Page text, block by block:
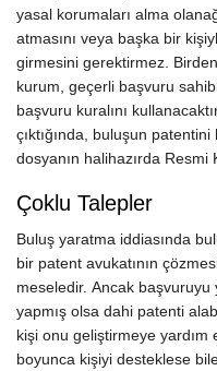
yasal korumaları alma
atmasını veya başka bir
girmesini gerektirmez.
kurum, geçerli başvuru
başvuru kuralını
çıktığında, buluşun
dosyanın halihazırda Resmi
Çoklu Talepler
Buluş yaratma iddiasında
bir patent avukatının
meseledir. Ancak
yapmış olsa dahi patenti
kişi onu geliştirmeye yardım
boyunca kişiyi desteklese